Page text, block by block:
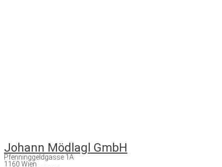
Johann Mödlagl GmbH
Pfenninggeldgasse 1A
1160 Wien